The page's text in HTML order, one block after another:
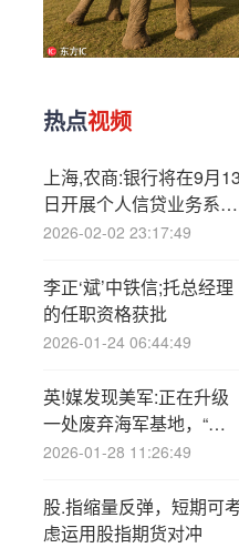
热点视频
上海,农商:银行将在9月13
日开展个人信贷业务系统
维护工作
2026-02-02 23:17:49
李正‘斌’中铁信;托总经理
的任职资格获批
2026-01-24 06:44:49
英!媒发现美军:正在升级
一处废弃海军基地，“可
能想恐吓马杜罗”
2026-01-28 11:26:49
股.指缩量反弹，短期可
虑运用股指期货对冲